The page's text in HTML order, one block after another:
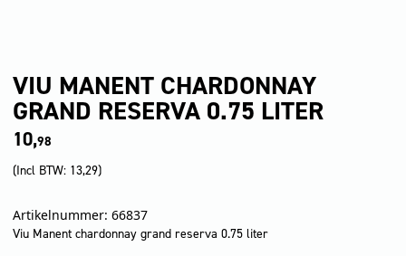
VIU MANENT CHARDONNAY
GRAND RESERVA 0.75 LITER
10,98
(Incl BTW: 13,29)
Artikelnummer: 66837
Viu Manent chardonnay grand reserva 0.75 liter